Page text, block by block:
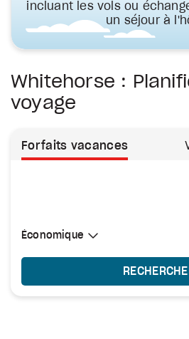
incluant les vols ou
un séjour à
Whitehorse :
voyage
Forfaits vacances
Sélectionner une cabine
Économique
Économique